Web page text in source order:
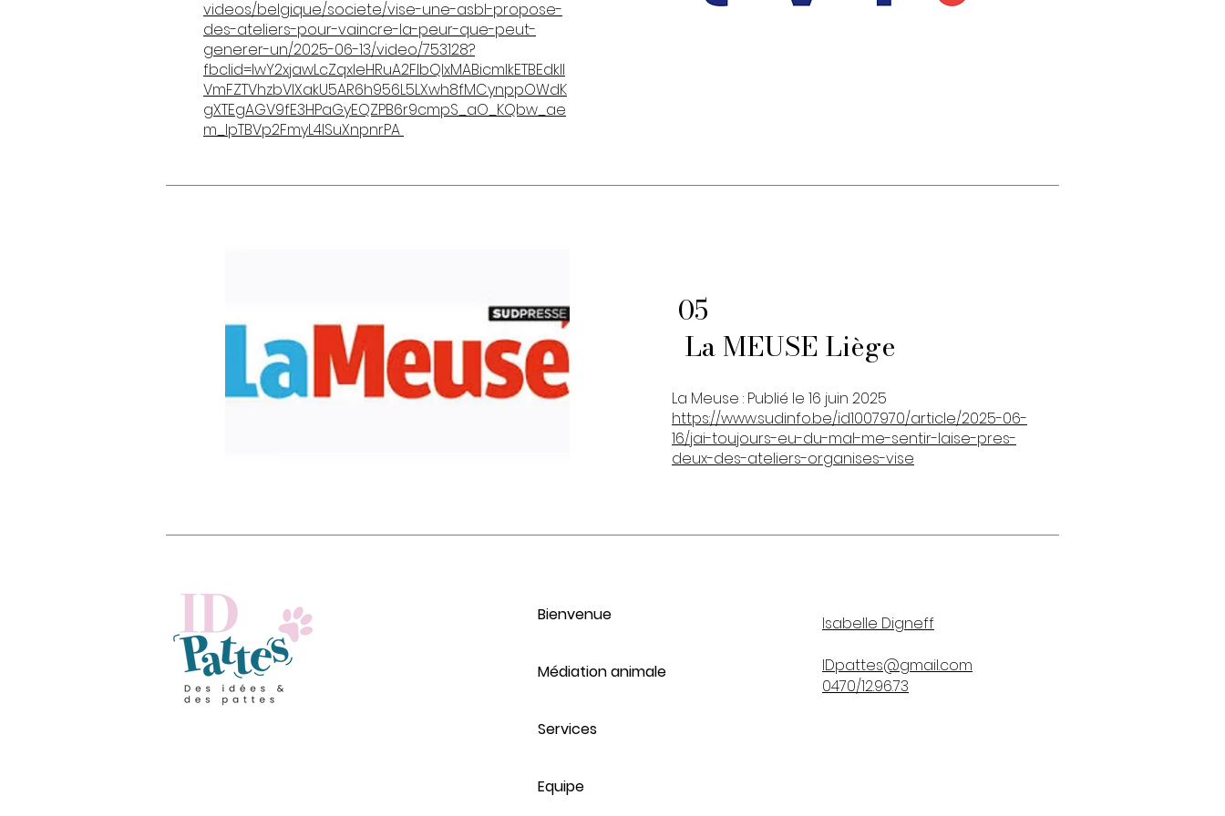
videos/belgique/societe/vise-une-asbl-propose-
des-ateliers-pour-vaincre-la-peur-que-peut-
generer-un/2025-06-13/video/753128?
fbclid=IwY2xjawLcZqxleHRuA2FlbQIxMABicmlkETBEdklI
VmFZTVhzbVlXakU5AR6h956L5LXwh8fMCynppOWdK
gXTEgAGV9fE3HPaGyEQZPB6r9cmpS_aO_KQbw_ae
m_lpTBVp2FmyL4ISuXnpnrPA
05
La MEUSE Liège
La Meuse : Publié le 16 juin 2025
https://www.sudinfo.be/id1007970/article/2025-06-
16/jai-toujours-eu-du-mal-me-sentir-laise-pres-
deux-des-ateliers-organises-vise
Bienvenue
Médiation animale
Services
Equipe
Isabelle Digneff
IDpattes@gmail.com
0470/12.96.73